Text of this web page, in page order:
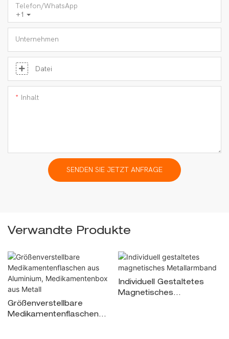
+1
Telefon/WhatsApp
Unternehmen
Datei
Inhalt
SENDEN SIE JETZT ANFRAGE
Verwandte Produkte
Größenverstellbare
Medikamentenflaschen
Individuell Gestaltetes
Magnetisches